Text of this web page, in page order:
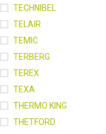
TECHNIBEL
TELAIR
TEMIC
TERBERG
TEREX
TEXA
THERMO KING
THETFORD